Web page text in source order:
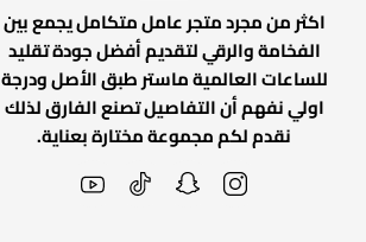
اكثر من مجرد متجر عامل متكامل يجمع بين
الفخامة والرقي لتقديم أفضل جودة تقليد
للساعات العالمية ماستر طبق الأصل ودرجة
اولي نفهم أن التفاصيل تصنع الفارق لذلك
نقدم لكم مجموعة مختارة بعناية.